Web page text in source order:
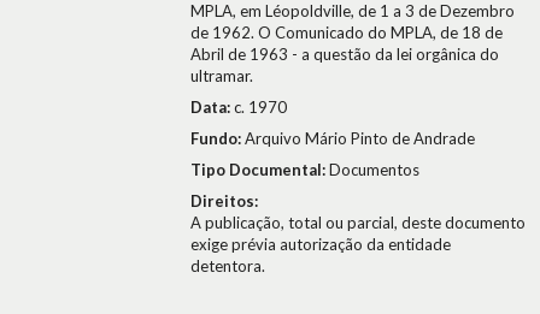
MPLA, em Léopoldville, de 1 a 3 de Dezembro
de 1962. O Comunicado do MPLA, de 18 de
Abril de 1963 - a questão da lei orgânica do
ultramar.
Data:c. 1970
Fundo:Arquivo Mário Pinto de Andrade
Tipo Documental:Documentos
Direitos:
A publicação, total ou parcial, deste documento
exige prévia autorização da entidade
detentora.